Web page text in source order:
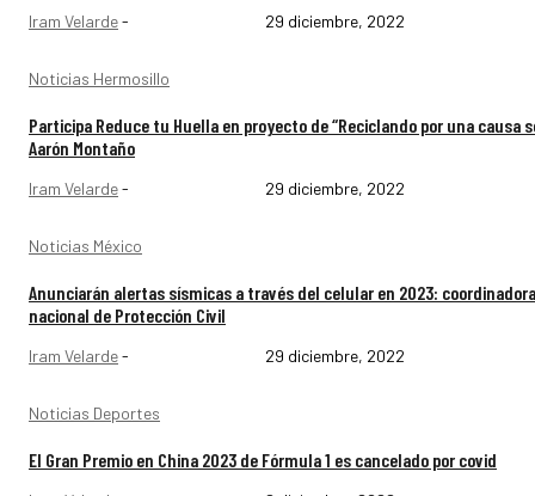
Iram Velarde- 29 diciembre, 2022
Noticias Hermosillo
Participa Reduce tu Huella en proyecto de “Reciclando por una causa
Aarón Montaño
Iram Velarde- 29 diciembre, 2022
Noticias México
Anunciarán alertas sísmicas a través del celular en 2023: coordinadora
nacional de Protección Civil
Iram Velarde- 29 diciembre, 2022
Noticias Deportes
El Gran Premio en China 2023 de Fórmula 1 es cancelado por covid